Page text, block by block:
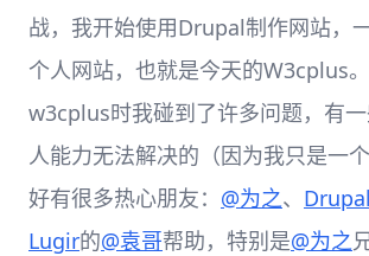
战，我开始使用Drupal制作网站，
个人网站，也就是今天的W3cplus
w3cplus时我碰到了许多问题，有
人能力无法解决的（因为我只是一
好有很多热心朋友： @为之、
Lugir的@袁哥帮助，特别是@为之